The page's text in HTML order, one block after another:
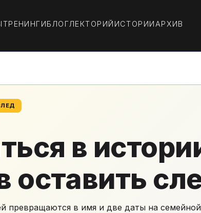
ТРЕНИНГИБЛОГЛЕКТОРИЙ ИСТОРИИ АРХИВ
в
оставить
превращаются в имя и две даты на